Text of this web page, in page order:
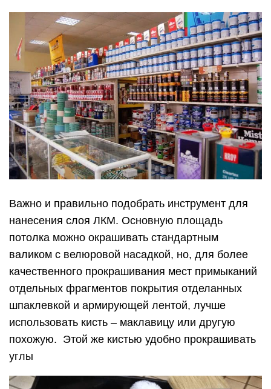
Важно и правильно подобрать инструмент для
нанесения слоя ЛКМ. Основную площадь
потолка можно окрашивать стандартным
валиком с велюровой насадкой, но, для более
качественного прокрашивания мест примыканий
отдельных фрагментов покрытия отделанных
шпаклевкой и армирующей лентой, лучше
использовать кисть – маклавицу или другую
похожую. Этой же кистью удобно прокрашивать
углы